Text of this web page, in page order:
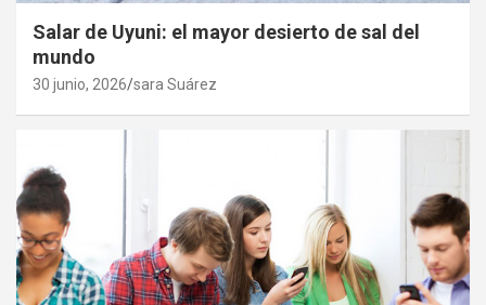
Salar de Uyuni: el mayor desierto de sal del
mundo
30 junio, 2026 sara Suárez